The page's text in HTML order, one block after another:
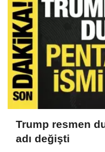
Trump resmen
adı değişti